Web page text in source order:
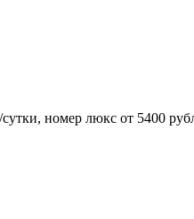
номер люкс от 5400